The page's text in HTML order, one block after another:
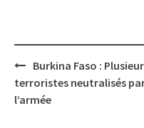
Post
navigation
Burkina Faso :
terroristes neutralisés
l’armée